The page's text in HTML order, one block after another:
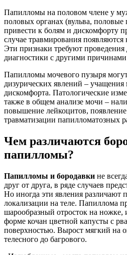
Папилломы на половом члене у
половых органах (вульва,
привести к болям и дискомфорту
случае травмирования
Эти признаки требуют
диагностики с другими
Папилломы мочевого пузыря
дизурических явлений – учащения
дискомфорта. Патологические
также в общем анализе мочи –
повышение лейкоцитов,
травматизации папилломатозных
Чем различаются
папилломы?
Папилломы и бородавки не
друг от друга, в ряде случаев
Но иногда эти явления различают
локализации на теле. Папиллома
шарообразный отросток на
форме кочан цветной капусты с
поверхностью. Вырост мягкий на
телесного до багрового.